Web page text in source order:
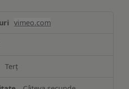
vimeo.com
Terț